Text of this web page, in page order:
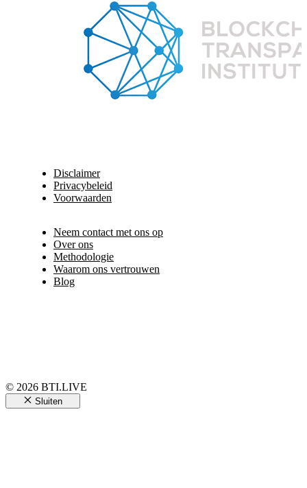
Disclaimer
Privacybeleid
Voorwaarden
Neem contact met ons op
Over ons
Methodologie
Waarom ons vertrouwen
Blog
© 2026 BTI.LIVE
Sluiten